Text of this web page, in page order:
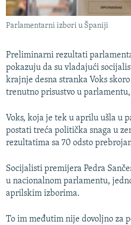
GENOCID U SREBRENICI
POPLAVE I KLIZIŠTA U BIH 2024.
TV LIBERTY
POST SCRIPTUM
MOJA EVROPA
SVE KARTE DEJTONA
NASTANAK I RASPAD JUGOSLAVIJE
PRATITE NAS
Sve RFE/RL stranice
Parlamentarni izbori u Španiji
Preliminarni rezultati
pokazuju da su vladajući
krajnje desna stranka Voks
trenutno prisustvo u parlamentu,
Voks, koja je tek u aprilu ušla u
postati treća politička snaga u
rezultatima sa 70 odsto
Socijalisti premijera Pedra
u nacionalnom parlamentu,
aprilskim izborima.
To im međutim nije dovoljno za